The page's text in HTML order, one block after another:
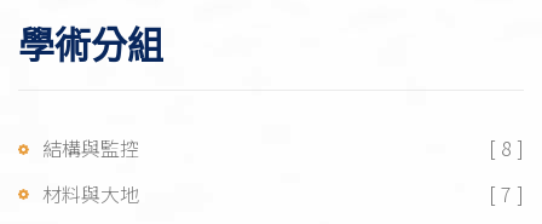
學術分組
結構與監控
[ 8 ]
材料與大地
[ 7 ]